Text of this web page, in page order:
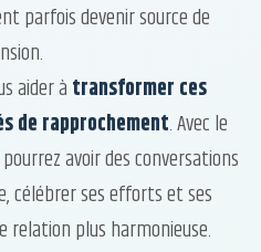
parfois devenir source de
aider à transformer ces
de rapprochement. Avec le
avoir des conversations
célébrer ses efforts et ses
plus harmonieuse.